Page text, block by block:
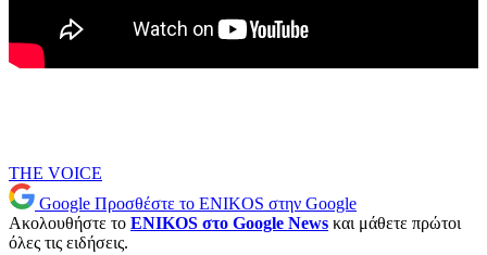
THE VOICE
Google Προσθέστε το ENIKOS στην Google
Ακολουθήστε το ENIKOS στο Google News και μάθετε πρώτοι
όλες τις ειδήσεις.